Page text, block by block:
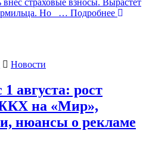
Но
… Подробнее
Новости
августа: рост
на «Мир»,
нюансы о рекламе